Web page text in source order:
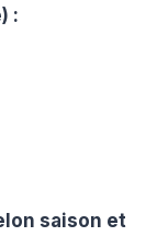
:
saison et